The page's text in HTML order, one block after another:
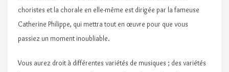
choristes et la chorale en elle-même est dirigée par la fameuse
Catherine Philippe, qui mettra tout en œuvre pour que vous
passiez un moment inoubliable.
Vous aurez droit à différentes variétés de musiques ; des variétés